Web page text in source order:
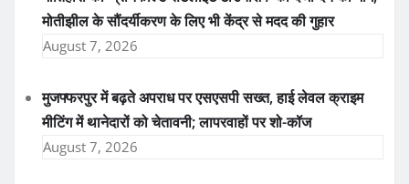
मोतीझील के सौंदर्यीकरण के लिए भी केंद्र से मदद की गुहार
August 7, 2026
मुजफ्फरपुर में बढ़ते अपराध पर एसएसपी सख्त, हाई लेवल क्राइम
मीटिंग में थानेदारों को चेतावनी; लापरवाहों पर शो-कॉज
August 7, 2026